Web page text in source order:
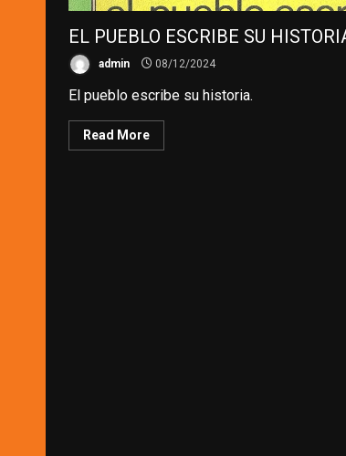
EL PUEBLO ESCRIBE SU
admin 08/12/2024
El pueblo escribe su historia.
Read More